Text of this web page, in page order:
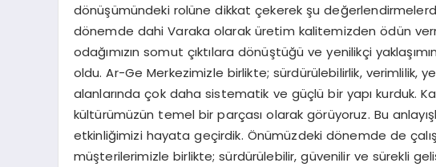
dönüşümündeki rolüne dikkat çekerek şu
dönemde dahi Varaka olarak üretim kalitemizden ödün
odağımızın somut çıktılara dönüştüğü ve yenilikçi
oldu. Ar-Ge Merkezimizle birlikte; sürdürülebilirlik, verimlilik,
alanlarında çok daha sistematik ve güçlü bir yapı kurduk.
kültürümüzün temel bir parçası olarak görüyoruz. Bu
etkinliğimizi hayata geçirdik. Önümüzdeki dönemde de
müşterilerimizle birlikte; sürdürülebilir, güvenilir ve sürekli